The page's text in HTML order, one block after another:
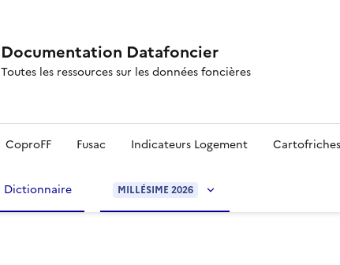
Documentation Datafoncier
Toutes les ressources sur les données foncières
CoproFF Fusac Indicateurs Logement Cartofriches
Dictionnaire MILLÉSIME 2026